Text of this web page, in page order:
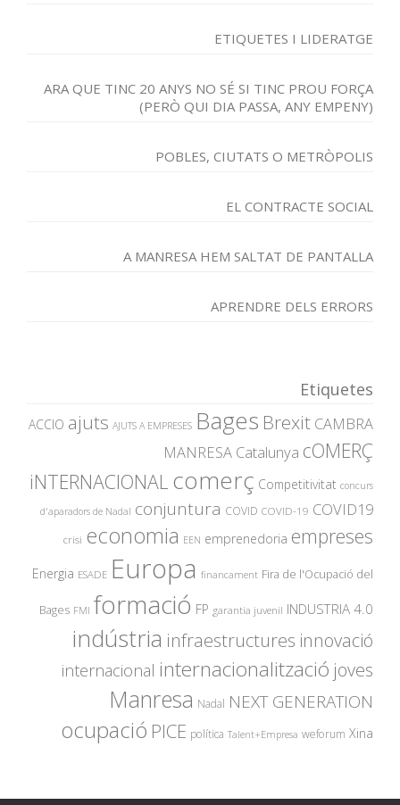
ETIQUETES I LIDERATGE
ARA QUE TINC 20 ANYS NO SÉ SI TINC PROU FORÇA
(PERÒ QUI DIA PASSA, ANY EMPENY)
POBLES, CIUTATS O METRÒPOLIS
EL CONTRACTE SOCIAL
A MANRESA HEM SALTAT DE PANTALLA
APRENDRE DELS ERRORS
Etiquetes
ACCIO ajuts AJUTS A EMPRESES Bages Brexit CAMBRA
MANRESA Catalunya cOMERÇ
iNTERNACIONAL comerç Competitivitat concurs
d'aparadors de Nadal conjuntura COVID COVID-19 COVID19
crisi economia EEN emprenedoria empreses
Energia ESADE Europa financament Fira de l'Ocupació del
Bages FMI formació FP garantia juvenil INDUSTRIA 4.0
indústria infraestructures innovació
internacional internacionalització joves
Manresa Nadal NEXT GENERATION
ocupació PICE política Talent+Empresa weforum Xina